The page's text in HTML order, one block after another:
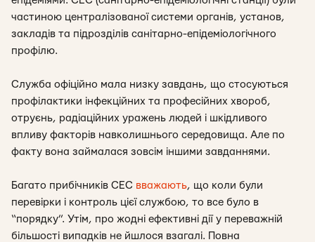
частиною централізованої системи органів, установ,
закладів та підрозділів санітарно-епідеміологічного
профілю.
Служба офіційно мала низку завдань, що стосуються
профілактики інфекційних та професійних хвороб,
отруєнь, радіаційних уражень людей і шкідливого
впливу факторів навколишнього середовища. Але по
факту вона займалася зовсім іншими завданнями.
Багато прибічників СЕС вважають, що коли були
перевірки і контроль цієї службою, то все було в
“порядку”. Утім, про жодні ефективні дії у переважній
більшості випадків не йшлося взагалі. Повна